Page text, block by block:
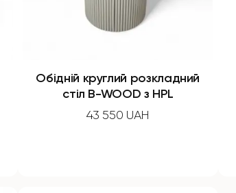
Обідній круглий розкладний
стіл B-WOOD з HPL
43 550 UAH